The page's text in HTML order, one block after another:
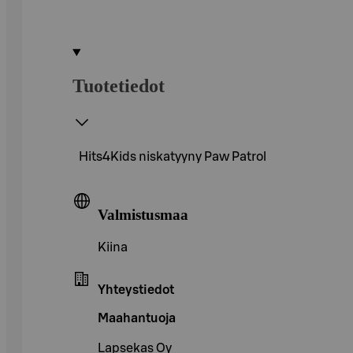
Tuotetiedot
Hits4Kids niskatyyny Paw Patrol
Valmistusmaa
Kiina
Yhteystiedot
Maahantuoja
Lapsekas Oy